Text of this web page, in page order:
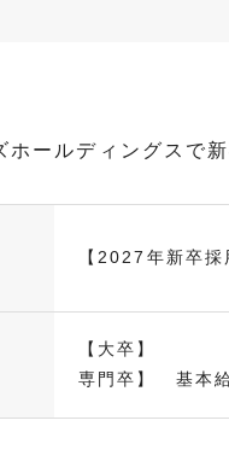
ールディングスで
【2027年新卒
【大卒】 基
専門卒】 基本